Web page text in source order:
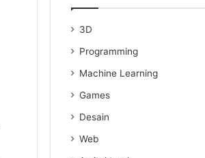
3D
Programming
Machine Learning
Games
Desain
Web